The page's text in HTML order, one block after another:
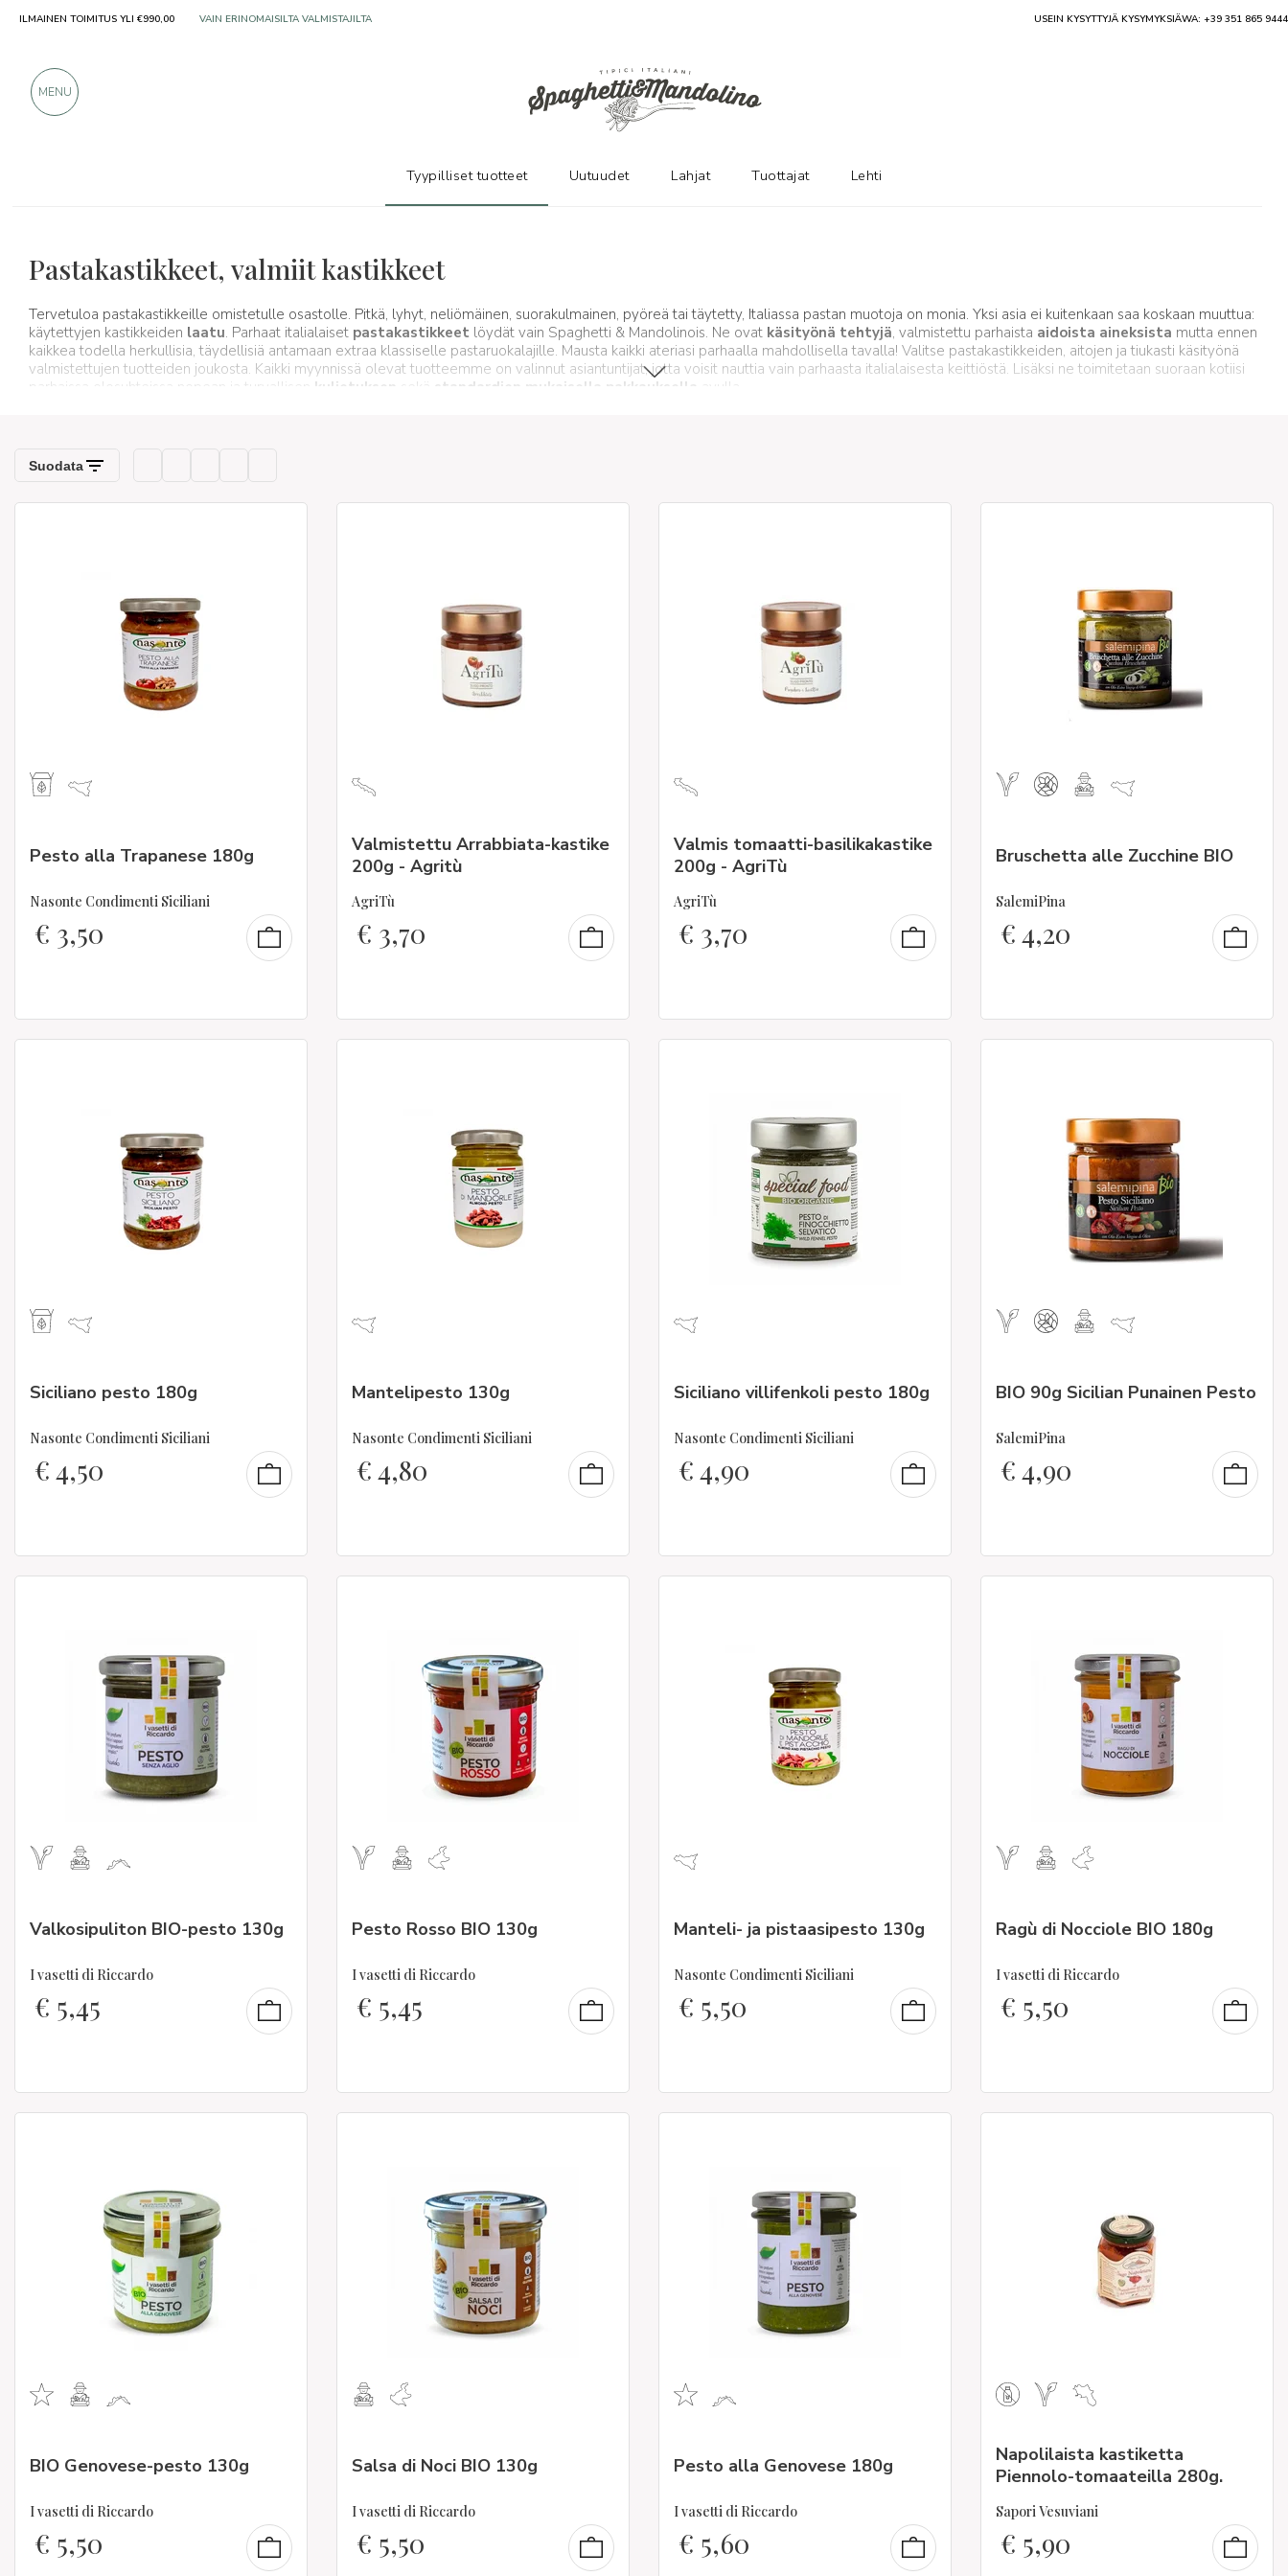
Pastakastikkeet, valmiit kastikkeet
Tervetuloa pastakastikkeille omistetulle osastolle. Pitkä, lyhyt, neliömäinen, suorakulmainen, pyöreä tai täytetty, Italiassa pastan muotoja on monia. Yksi asia ei kuitenkaan saa koskaan muuttua:
käytettyjen kastikkeiden laatu. Parhaat italialaiset pastakastikkeet löydät vain Spaghetti & Mandolinois. Ne ovat käsityönä tehtyjä, valmistettu parhaista aidoista aineksista mutta ennen
kaikkea todella herkullisia, täydellisiä antamaan extraa klassiselle pastaruokalajille. Mausta kaikki ateriasi parhaalla mahdollisella tavalla! Valitse pastakastikkeiden, aitojen ja tiukasti käsityönä
valmistettujen tuotteiden joukosta. Kaikki myynnissä olevat tuotteemme on valinnut asiantuntijat, jotta voisit nauttia vain parhaasta italialaisesta keittiöstä. Lisäksi ne toimitetaan suoraan kotiisi
parhaissa olosuhteissa nopean ja turvallisen kuljetuksen sekä standardien mukaisella pakkauksella avulla.
Pesto alla Trapanese 180g
Nasonte Condimenti Siciliani
€ 3,50
Valmistettu Arrabbiata-kastike
200g - Agritù
AgriTù
€ 3,70
Valmis tomaatti-basilikakastike
200g - AgriTù
AgriTù
€ 3,70
Bruschetta alle Zucchine BIO
SalemiPina
€4,20
Siciliano pesto 180g
Nasonte Condimenti Siciliani
€4,50
Mantelipesto 130g
Nasonte Condimenti Siciliani
€4,80
Siciliano villifenkoli pesto 180g
Nasonte Condimenti Siciliani
€4,90
BIO 90g Sicilian Punainen Pesto
SalemiPina
€4,90
Valkosipuliton BIO-pesto 130g
I vasetti di Riccardo
€ 5,45
Pesto Rosso BIO 130g
I vasetti di Riccardo
€ 5,45
Manteli- ja pistaasipesto 130g
Nasonte Condimenti Siciliani
€ 5,50
Ragù di Nocciole BIO 180g
I vasetti di Riccardo
€ 5,50
BIO Genovese-pesto 130g
I vasetti di Riccardo
€ 5,50
Salsa di Noci BIO 130g
I vasetti di Riccardo
€ 5,50
Pesto alla Genovese 180g
I vasetti di Riccardo
€ 5,60
Napolilaista kastiketta
Piennolo-tomaateilla 280g.
Sapori Vesuviani
€ 5,90
ILMAINEN TOIMITUS YLI €990,00 YLI 900 POSITIIVISTA ARVOSTELUA USEIN KYSYTTYJÄ KYSYMYKSIÄWA: +39 351 865 9444
MENU
Tyypilliset tuotteet Uutuudet Lahjat Tuottajat Lehti